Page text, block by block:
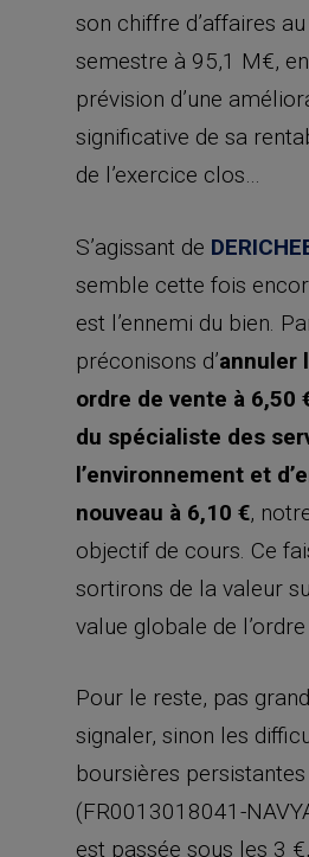
son chiffre d’affaires
semestre à 95,1 M€,
prévision d’une
significative de sa
de l’exercice clos…
S’agissant de
semble cette fois
est l’ennemi du bien.
préconisons d’annuler
ordre de vente à 6,50
du spécialiste des
l’environnement et
nouveau à 6,10 €,
objectif de cours. Ce
sortirons de la valeur
value globale de l’ordre
Pour le reste, pas
signaler, sinon les
boursières persistantes
(FR0013018041-
est passée sous les 3